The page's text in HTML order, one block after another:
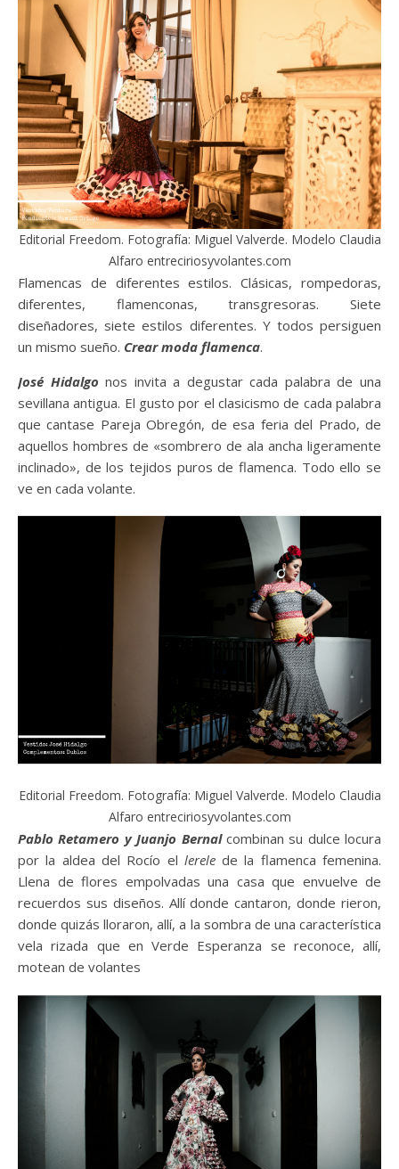
Editorial Freedom. Fotografía: Miguel Valverde. Modelo Claudia
Alfaro entreciriosyvolantes.com
Flamencas de diferentes estilos. Clásicas, rompedoras,
diferentes, flamenconas, transgresoras. Siete
diseñadores, siete estilos diferentes. Y todos persiguen
un mismo sueño. Crear moda flamenca.
José Hidalgo nos invita a degustar cada palabra de una
sevillana antigua. El gusto por el clasicismo de cada palabra
que cantase Pareja Obregón, de esa feria del Prado, de
aquellos hombres de «sombrero de ala ancha ligeramente
inclinado», de los tejidos puros de flamenca. Todo ello se
ve en cada volante.
Editorial Freedom. Fotografía: Miguel Valverde. Modelo Claudia
Alfaro entreciriosyvolantes.com
Pablo Retamero y Juanjo Bernalcombinan su dulce locura
por la aldea del Rocío el lerelede la flamenca femenina.
Llena de flores empolvadas una casa que envuelve de
recuerdos sus diseños. Allí donde cantaron, donde rieron,
donde quizás lloraron, allí, a la sombra de una característica
vela rizada que en Verde Esperanza se reconoce, allí,
motean de volantes